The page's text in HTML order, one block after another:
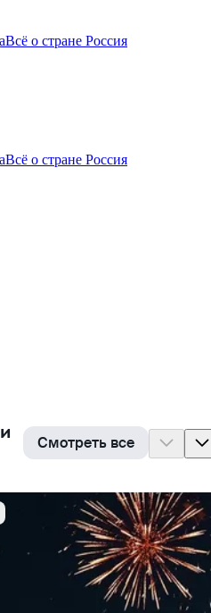
Всё о стране Россия
Всё о стране Россия
Смотреть все